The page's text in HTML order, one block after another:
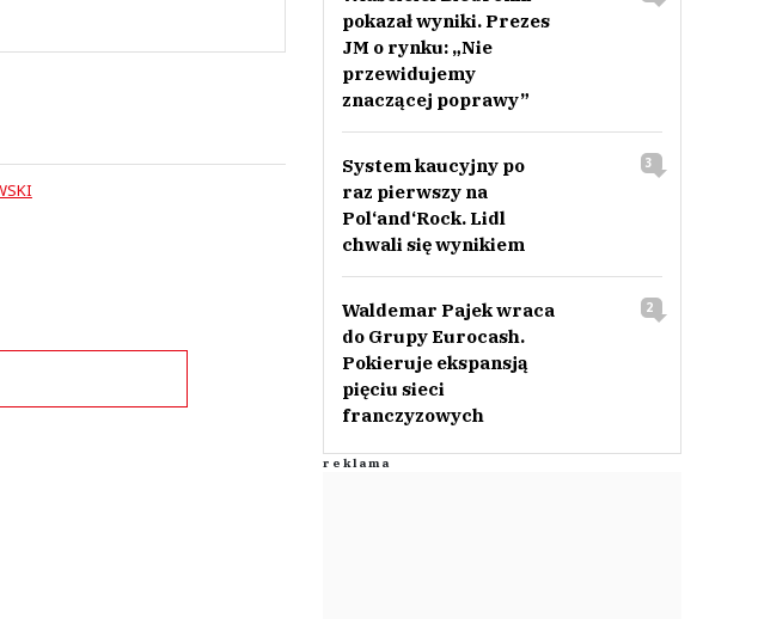
pokazał wyniki. Prezes
JM o rynku: „Nie
przewidujemy
znaczącej poprawy”
System kaucyjny po
raz pierwszy na
Pol‘and‘Rock. Lidl
chwali się wynikiem
3
Waldemar Pajek wraca
do Grupy Eurocash.
Pokieruje ekspansją
pięciu sieci
franczyzowych
2